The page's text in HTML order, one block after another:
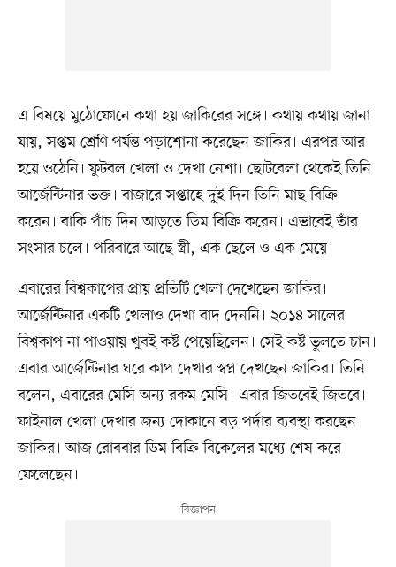
এ বিষয়ে মুঠোফোনে কথা হয় জাকিরের সঙ্গে। কথায় কথায় জানা
যায়, সপ্তম শ্রেণি পর্যন্ত পড়াশোনা করেছেন জাকির। এরপর আর
হয়ে ওঠেনি। ফুটবল খেলা ও দেখা নেশা। ছোটবেলা থেকেই তিনি
আর্জেন্টিনার ভক্ত। বাজারে সপ্তাহে দুই দিন তিনি মাছ বিক্রি
করেন। বাকি পাঁচ দিন আড়তে ডিম বিক্রি করেন। এভাবেই তাঁর
সংসার চলে। পরিবারে আছে স্ত্রী, এক ছেলে ও এক মেয়ে।
এবারের বিশ্বকাপের প্রায় প্রতিটি খেলা দেখেছেন জাকির।
আর্জেন্টিনার একটি খেলাও দেখা বাদ দেননি। ২০১৪ সালের
বিশ্বকাপ না পাওয়ায় খুবই কষ্ট পেয়েছিলেন। সেই কষ্ট ভুলতে চান।
এবার আর্জেন্টিনার ঘরে কাপ দেখার স্বপ্ন দেখছেন জাকির। তিনি
বলেন, এবারের মেসি অন্য রকম মেসি। এবার জিতবেই জিতবে।
ফাইনাল খেলা দেখার জন্য দোকানে বড় পর্দার ব্যবস্থা করছেন
জাকির। আজ রোববার ডিম বিক্রি বিকেলের মধ্যে শেষ করে
ফেলেছেন।